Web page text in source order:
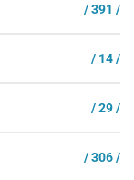
/ 391 /
/ 14 /
/ 29 /
/ 306 /